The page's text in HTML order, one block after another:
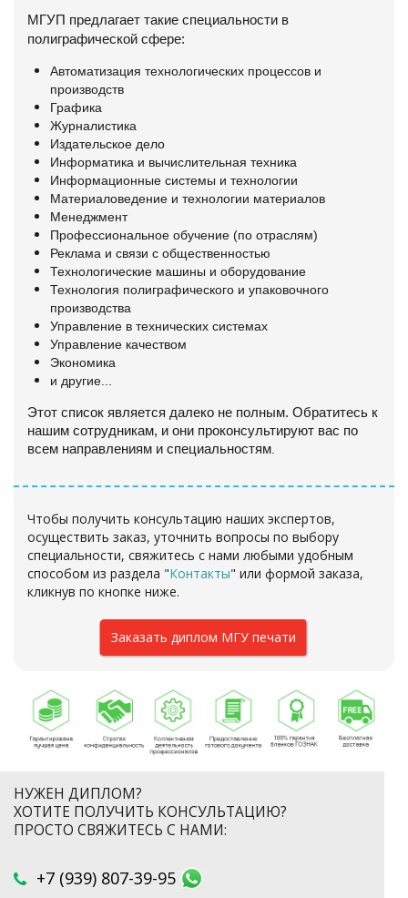
МГУП предлагает такие специальности в
полиграфической сфере:
Автоматизация технологических процессов и
производств
Графика
Журналистика
Издательское дело
Информатика и вычислительная техника
Информационные системы и технологии
Материаловедение и технологии материалов
Менеджмент
Профессиональное обучение (по отраслям)
Реклама и связи с общественностью
Технологические машины и оборудование
Технология полиграфического и упаковочного
производства
Управление в технических системах
Управление качеством
Экономика
и другие...
Этот список является далеко не полным. Обратитесь к
нашим сотрудникам, и они проконсультируют вас по
всем направлениям и специальностям
Чтобы получить консультацию наших экспертов,
осуществить заказ, уточнить вопросы по выбору
специальности, свяжитесь с нами любыми удобным
способом из раздела "Контакты" или формой заказа,
кликнув по кнопке ниже.
Заказать диплом МГУ печати
НУЖЕН ДИПЛОМ?
ХОТИТЕ ПОЛУЧИТЬ КОНСУЛЬТАЦИЮ?
ПРОСТО СВЯЖИТЕСЬ С НАМИ:
+7 (939) 807-39-95